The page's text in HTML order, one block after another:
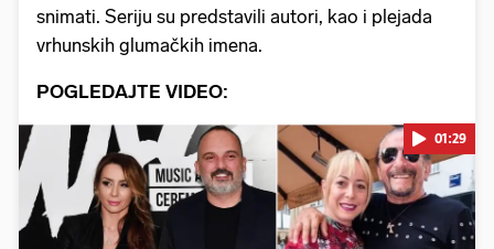
snimati. Seriju su predstavili autori, kao i plejada
vrhunskih glumačkih imena.
POGLEDAJTE VIDEO:
01:29